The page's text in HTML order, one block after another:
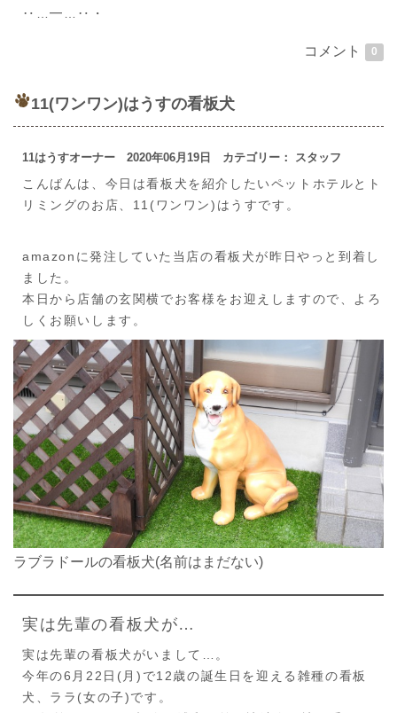
‥…━…‥・
コメント 0
11(ワンワン)はうすの看板犬
11はうすオーナー 2020年06月19日 カテゴリー： スタッフ
こんばんは、今日は看板犬を紹介したいペットホテルとト
リミングのお店、11(ワンワン)はうすです。
amazonに発注していた当店の看板犬が昨日やっと到着し
ました。
本日から店舗の玄関横でお客様をお迎えしますので、よろ
しくお願いします。
ラブラドールの看板犬(名前はまだない)
実は先輩の看板犬が…
実は先輩の看板犬がいまして…。
今年の6月22日(月)で12歳の誕生日を迎える雑種の看板
犬、ララ(女の子)です。